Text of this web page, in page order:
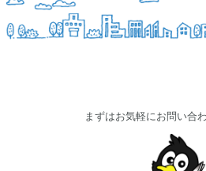
まずはお気軽にお問い合